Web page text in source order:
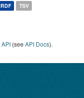
TSV
API (see API Docs).